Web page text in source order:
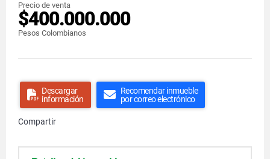
Precio de venta
$400.000.000
Pesos Colombianos
Descargar
información
Recomendar inmueble
por correo electrónico
Compartir